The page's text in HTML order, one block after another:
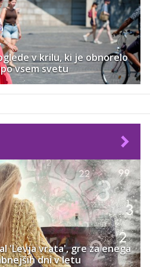
v krilu, ki je obnorelo
vsem svetu
'Levja vrata', gre za enega
dni v letu